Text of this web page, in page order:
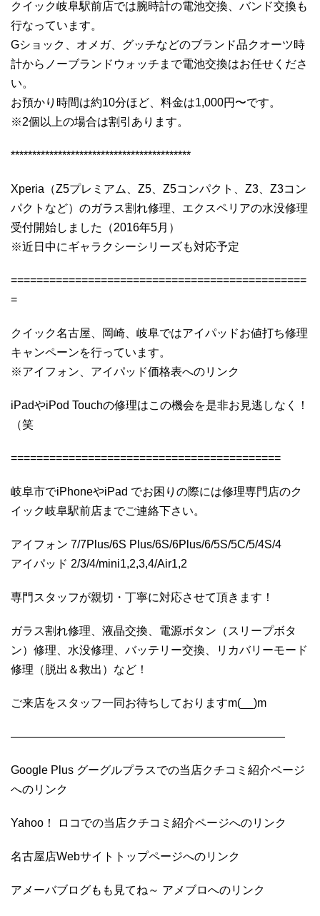
クイック岐阜駅前店では腕時計の電池交換、バンド交換も
行なっています。
Gショック、オメガ、グッチなどのブランド品クオーツ時
計からノーブランドウォッチまで電池交換はお任せくださ
い。
お預かり時間は約10分ほど、料金は1,000円〜です。
※2個以上の場合は割引あります。
******************************************
Xperia（Z5プレミアム、Z5、Z5コンパクト、Z3、Z3コン
パクトなど）のガラス割れ修理、エクスペリアの水没修理
受付開始しました（2016年5月）
※近日中にギャラクシーシリーズも対応予定
==============================================
=
クイック名古屋、岡崎、岐阜ではアイパッドお値打ち修理
キャンペーンを行っています。
※アイフォン、アイパッド価格表へのリンク
iPadやiPod Touchの修理はこの機会を是非お見逃しなく！
（笑
==========================================
岐阜市でiPhoneやiPad でお困りの際には修理専門店のク
イック岐阜駅前店までご連絡下さい。
アイフォン 7/7Plus/6S Plus/6S/6Plus/6/5S/5C/5/4S/4
アイパッド 2/3/4/mini1,2,3,4/Air1,2
専門スタッフが親切・丁寧に対応させて頂きます！
ガラス割れ修理、液晶交換、電源ボタン（スリープボタ
ン）修理、水没修理、バッテリー交換、リカバリーモード
修理（脱出＆救出）など！
ご来店をスタッフ一同お待ちしておりますm(__)m
————————————————————————
Google Plus グーグルプラスでの当店クチコミ紹介ページ
へのリンク
Yahoo！ ロコでの当店クチコミ紹介ページへのリンク
名古屋店Webサイトトップページへのリンク
アメーバブログもも見てね～ アメブロへのリンク